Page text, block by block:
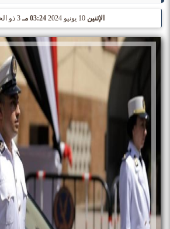
الإثنين 10 يونيو 2024 03:24 مـ 3 ذو الحجة 1445